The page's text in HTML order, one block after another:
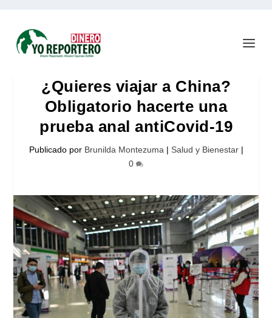
¿Quieres viajar a China?
Obligatorio hacerte una
prueba anal antiCovid-19
Publicado por Brunilda Montezuma | Salud y Bienestar|
0